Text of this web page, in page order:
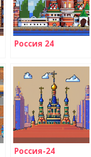
Россия 24
Россия-24